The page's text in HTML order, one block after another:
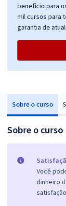
Sobre o curso
Sobre o curso
Você
dinheiro
benefício para
mil cursos para
garantia de